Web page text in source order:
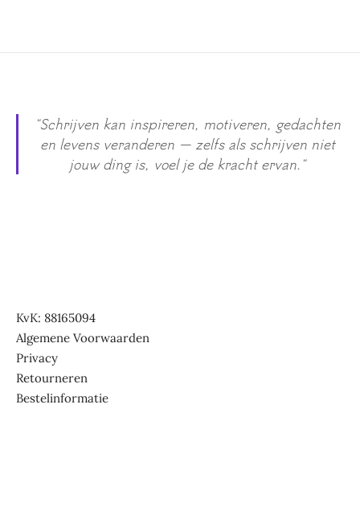
"Schrijven kan inspireren, motiveren, gedachten
en levens veranderen — zelfs als schrijven niet
jouw ding is, voel je de kracht ervan."
KvK: 88165094
Algemene Voorwaarden
Privacy
Retourneren
Bestelinformatie